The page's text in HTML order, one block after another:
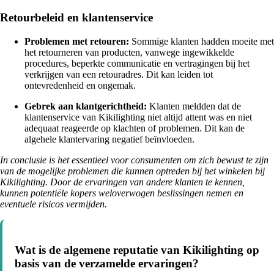
Retourbeleid en klantenservice
Problemen met retouren: Sommige klanten hadden moeite met
het retourneren van producten, vanwege ingewikkelde
procedures, beperkte communicatie en vertragingen bij het
verkrijgen van een retouradres. Dit kan leiden tot
ontevredenheid en ongemak.
Gebrek aan klantgerichtheid: Klanten meldden dat de
klantenservice van Kikilighting niet altijd attent was en niet
adequaat reageerde op klachten of problemen. Dit kan de
algehele klantervaring negatief beïnvloeden.
In conclusie is het essentieel voor consumenten om zich bewust te zijn
van de mogelijke problemen die kunnen optreden bij het winkelen bij
Kikilighting. Door de ervaringen van andere klanten te kennen,
kunnen potentiële kopers weloverwogen beslissingen nemen en
eventuele risicos vermijden.
Wat is de algemene reputatie van Kikilighting op
basis van de verzamelde ervaringen?